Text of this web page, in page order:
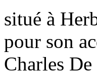
situé à
pour son
Charles